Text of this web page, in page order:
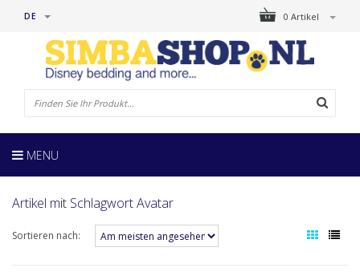
0 Artikel
DE
MENU
Artikel mit Schlagwort Avatar
Sortieren nach: